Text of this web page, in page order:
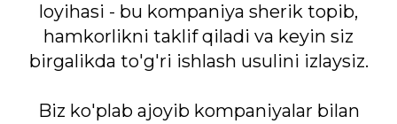
loyihasi - bu kompaniya sherik topib,
hamkorlikni taklif qiladi va keyin siz
birgalikda to'g'ri ishlash usulini izlaysiz.
Biz ko'plab ajoyib kompaniyalar bilan